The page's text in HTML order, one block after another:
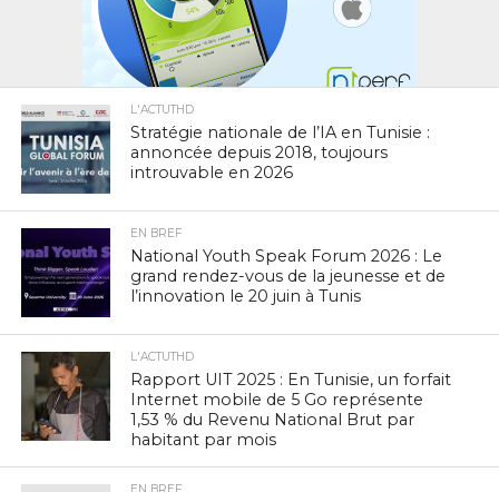
L'ACTUTHD
Stratégie nationale de l’IA en Tunisie :
annoncée depuis 2018, toujours
introuvable en 2026
EN BREF
National Youth Speak Forum 2026 : Le
grand rendez-vous de la jeunesse et de
l’innovation le 20 juin à Tunis
L'ACTUTHD
Rapport UIT 2025 : En Tunisie, un forfait
Internet mobile de 5 Go représente
1,53 % du Revenu National Brut par
habitant par mois